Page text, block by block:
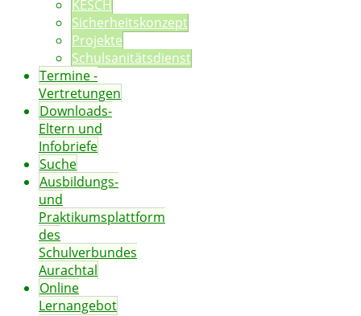
KESCH
Sicherheitskonzept
Projekte
Schulsanitätsdienst
Termine -
Vertretungen
Downloads-
Eltern und
Infobriefe
Suche
Ausbildungs-
und
Praktikumsplattform
des
Schulverbundes
Aurachtal
Online
Lernangebot